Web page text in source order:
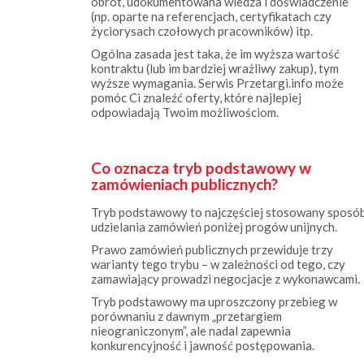
życiorysach czołowych pracowników) itp.
Ogólna zasada jest taka, że im wyższa wartość
kontraktu (lub im bardziej wrażliwy zakup), tym
wyższe wymagania. Serwis Przetargi.info może
pomóc Ci znaleźć oferty, które najlepiej
odpowiadają Twoim możliwościom.
zamówieniach publicznych?
Tryb podstawowy to najczęściej stosowany
udzielania zamówień poniżej progów unijnych.
Prawo zamówień publicznych przewiduje trzy
warianty tego trybu – w zależności od tego, czy
zamawiający prowadzi negocjacje z wykonawcami.
Tryb podstawowy ma uproszczony przebieg w
porównaniu z dawnym „przetargiem
nieograniczonym”, ale nadal zapewnia
konkurencyjność i jawność postępowania.